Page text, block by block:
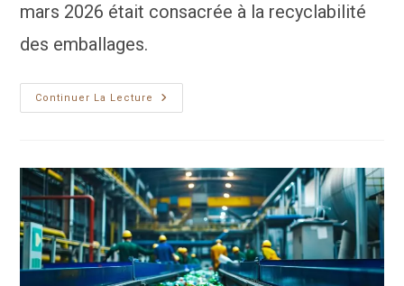
mars 2026 était consacrée à la recyclabilité
des emballages.
Continuer La Lecture
Bostik
:
Colles